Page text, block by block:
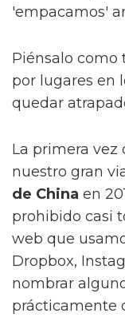
'empacamos'
Piénsalo como
por lugares en
quedar
La primera vez
nuestro gran
de China en
prohibido casi
web que
Dropbox,
nombrar
prácticamente